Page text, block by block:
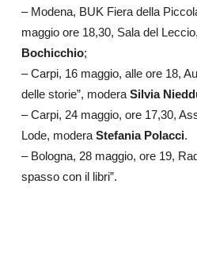
– Modena, BUK Fiera della
maggio ore 18,30, Sala del
Bochicchio;
– Carpi, 16 maggio, alle ore 18,
delle storie”, modera Silvia
– Carpi, 24 maggio, ore 17,30,
Lode, moderaStefania Polacci.
– Bologna, 28 maggio, ore 19,
spasso con il libri”.